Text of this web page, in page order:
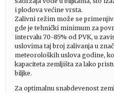
i plodova većine vrsta.
Zalivni režim može se
gde je tehnički minimum za
intervalu 70-85% od PVK, u
uslovima taj broj zalivanja u
meteoroloških uslova godine,
kapaciteta zemljišta za lako
biljke.
Za optimalnu snabdevenost